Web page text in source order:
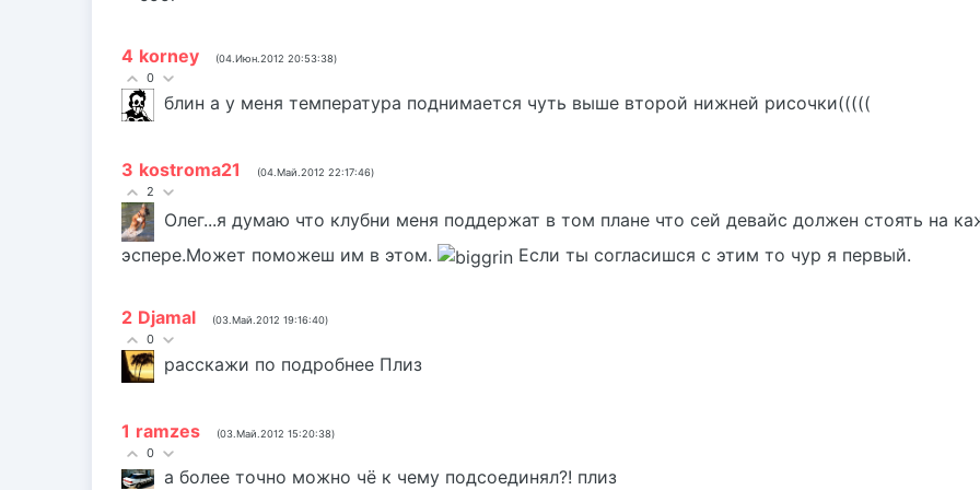
4 korney (04.Июн.2012 20:53:38)
0
блин а у меня температура поднимается чуть выше второй нижней рисочки(((((
3 kostroma21 (04.Май.2012 22:17:46)
2
Олег...я думаю что клубни меня поддержат в том плане что сей девайс должен стоять на
эспере.Может поможеш им в этом.
Если ты согласишся с этим то чур я первый.
2 Djamal (03.Май.2012 19:16:40)
0
расскажи по подробнее Плиз
1 ramzes (03.Май.2012 15:20:38)
0
а более точно можно чё к чему подсоединял?! плиз